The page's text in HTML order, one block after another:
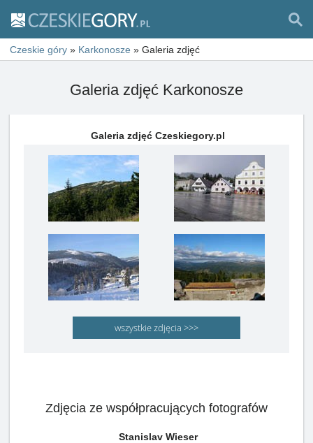
Czeskie góry » Karkonosze » Galeria zdjęć
Galeria zdjęć Karkonosze
Galeria zdjęć Czeskiegory.pl
wszystkie zdjęcia >>>
Zdjęcia ze współpracujących fotografów
Stanislav Wieser